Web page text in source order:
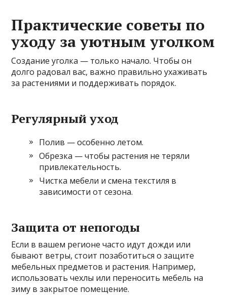
Практические советы по
уходу за уютным уголком
Создание уголка — только начало. Чтобы он
долго радовал вас, важно правильно ухаживать
за растениями и поддерживать порядок.
Регулярный уход
Полив — особенно летом.
Обрезка — чтобы растения не теряли
привлекательность.
Чистка мебели и смена текстиля в
зависимости от сезона.
Защита от непогоды
Если в вашем регионе часто идут дожди или
бывают ветры, стоит позаботиться о защите
мебельных предметов и растения. Например,
использовать чехлы или переносить мебель на
зиму в закрытое помещение.